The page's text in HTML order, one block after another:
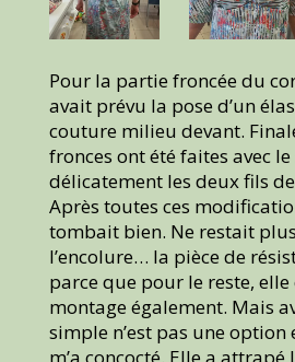
Pour la partie froncée du
avait prévu la pose d’un
couture milieu devant.
fronces ont été faites avec
délicatement les deux fils
Après toutes ces
tombait bien. Ne restait
l’encolure… la pièce de
parce que pour le reste,
montage également. Mais
simple n’est pas une option